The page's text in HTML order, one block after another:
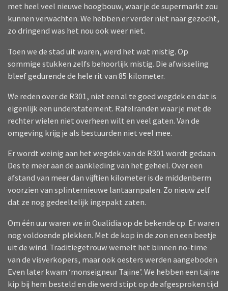
met heel veel nieuwe hoogbouw, waar je de supermarkt zou
kunnen verwachten. We hebben er verder niet naar gezocht,
zo dringend was het nou ook weer niet.
Toen we de stad uit waren, werd het wat mistig. Op
sommige stukken zelfs behoorlijk mistig. Die afwisseling
bleef gedurende de hele rit van 85 kilometer.
We reden over de R301, niet een al te goed wegdek en dat is
eigenlijk een understatement. Rafelranden waar je met de
rechter wielen niet overheen wilt en veel gaten. Van de
omgeving krijg je als bestuurden niet veel mee.
Er wordt weinig aan het wegdek van de R301 wordt gedaan.
Des te meer aan de aankleding van het geheel. Over een
afstand van meer dan vijftien kilometer is de middenberm
voorzien van splinternieuwe lantaarnpalen. Zo nieuw zelf
dat ze nog gedeeltelijk ingepakt zaten.
Om één uur waren we in Oualidia op de bekende cp. Er waren
nog voldoende plekken. Met de kop in de zon en een beetje
uit de wind. Traditiegetrouw wemelt het binnen no-time
van de visverkopers, maar ook oesters werden aangeboden.
Even later kwam ‘monseigneur Tajine’. We hebben een tajine
kip bij hem besteld en die werd stipt op de afgesproken tijd